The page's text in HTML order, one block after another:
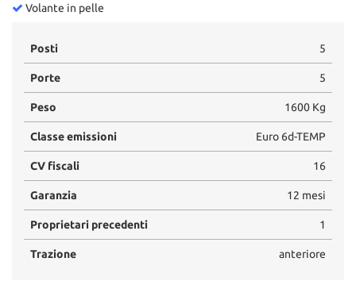
Volante in pelle
Posti 5
Porte 5
Peso 1600 Kg
Classe emissioni Euro 6d-TEMP
CV fiscali 16
Garanzia 12 mesi
Proprietari precedenti 1
Trazione anteriore